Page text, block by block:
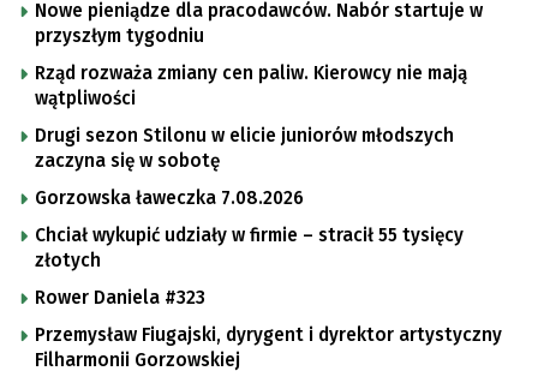
Nowe pieniądze dla pracodawców. Nabór startuje w
przyszłym tygodniu
Rząd rozważa zmiany cen paliw. Kierowcy nie mają
wątpliwości
Drugi sezon Stilonu w elicie juniorów młodszych
zaczyna się w sobotę
Gorzowska ławeczka 7.08.2026
Chciał wykupić udziały w firmie – stracił 55 tysięcy
złotych
Rower Daniela #323
Przemysław Fiugajski, dyrygent i dyrektor artystyczny
Filharmonii Gorzowskiej